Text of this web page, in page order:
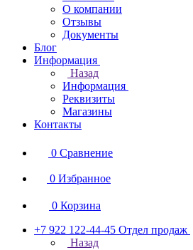
О компании
Отзывы
Документы
Блог
Информация
Назад
Информация
Реквизиты
Магазины
Контакты
0 Сравнение
0 Избранное
0 Корзина
+7 922 122-44-45 Отдел продаж
Назад